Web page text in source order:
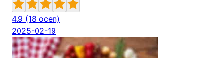
4.9 (18 ocen)
2025-02-19